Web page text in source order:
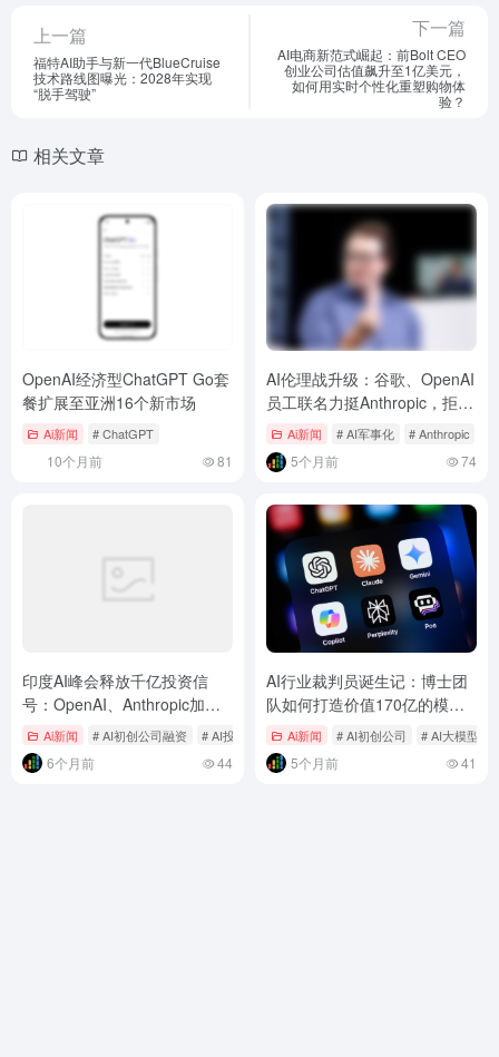
上一篇
福特AI助手与新一代BlueCruise
技术路线图曝光：2028年实现
“脱手驾驶”
下一篇
AI电商新范式崛起：前Bolt CEO
创业公司估值飙升至1亿美元，
如何用实时个性化重塑购物体
验？
相关文章
OpenAI经济型ChatGPT Go套
餐扩展至亚洲16个新市场
Ai新闻 # ChatGPT
10个月前 81
AI伦理战升级：谷歌、OpenAI
员工联名力挺Anthropic，拒绝
五角大楼无限制访问
Ai新闻 # AI军事化 # Anthropic
5个月前 74
印度AI峰会释放千亿投资信
号：OpenAI、Anthropic加速
布局，本土巨头百亿押注数据
中心
Ai新闻 # AI初创公司融资 # AI投资 # AI模型
6个月前 44
AI行业裁判员诞生记：博士团
队如何打造价值170亿的模型
竞技场
Ai新闻 # AI初创公司 # AI大模型
5个月前 41